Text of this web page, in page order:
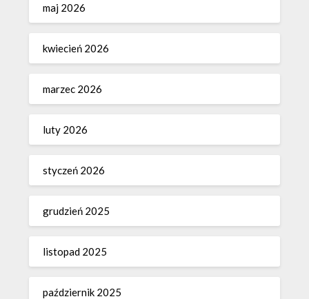
maj 2026
kwiecień 2026
marzec 2026
luty 2026
styczeń 2026
grudzień 2025
listopad 2025
październik 2025